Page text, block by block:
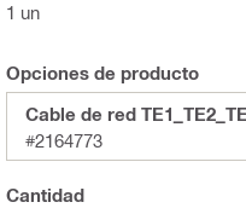
1 un
Opciones de producto
Cable de red
#2164773
Cantidad